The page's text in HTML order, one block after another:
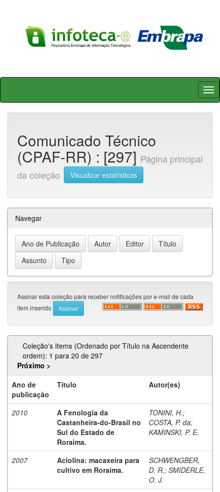
Skip
Comunicado Técnico
(CPAF-RR) : [297] Página principal
da coleção
Visualizar estatísticas
Navegar
Assinar esta coleção para receber notificações por e-mail de cada
item inserido
Coleção's Items (Ordenado por Título na Ascendente
ordem): 1 para 20 de 297
Próximo >
Ano de
publicação
Título Autor(es)
2010
A Fenologia da
Castanheira-do-Brasil no
Sul do Estado de
Roraima.
TONINI, H.;
COSTA, P. da;
KAMINSKI, P. E.
2007
Aciolina: macaxeira para
cultivo em Roraima.
SCHWENGBER,
D. R.; SMIDERLE,
O. J.